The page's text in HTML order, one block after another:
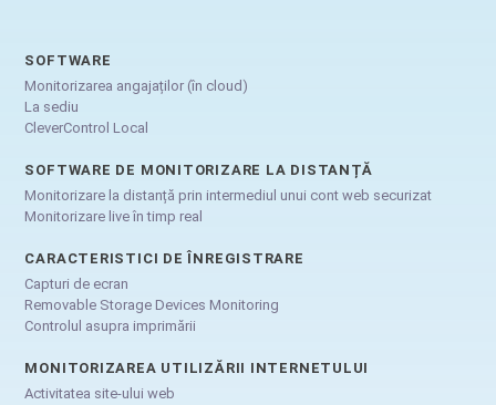
SOFTWARE
Monitorizarea angajaților (în cloud)
La sediu
CleverControl Local
SOFTWARE DE MONITORIZARE LA DISTANȚĂ
Monitorizare la distanță prin intermediul unui cont web securizat
Monitorizare live în timp real
CARACTERISTICI DE ÎNREGISTRARE
Capturi de ecran
Removable Storage Devices Monitoring
Controlul asupra imprimării
MONITORIZAREA UTILIZĂRII INTERNETULUI
Activitatea site-ului web